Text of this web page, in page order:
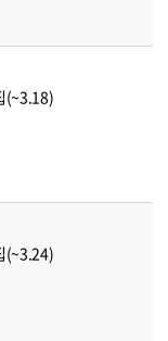
(~3.18)
(~3.24)